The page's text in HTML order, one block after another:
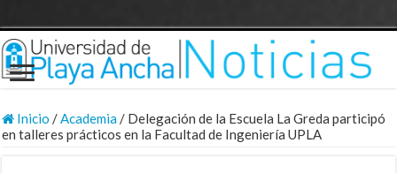
Inicio /Academia/ Delegación de la Escuela La Greda participó
en talleres prácticos en la Facultad de Ingeniería UPLA